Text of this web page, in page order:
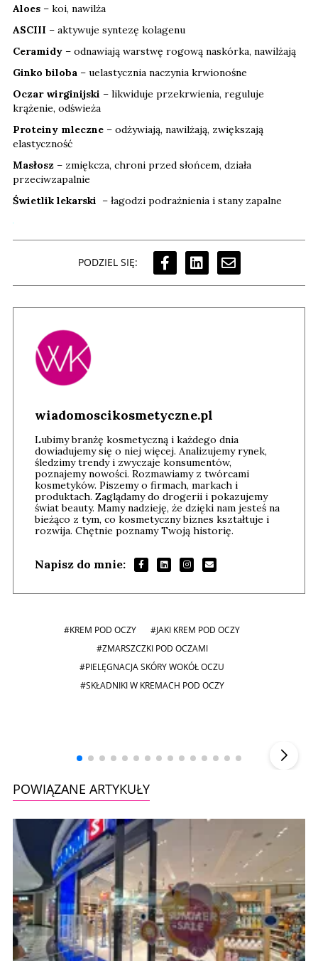
Aloes – koi, nawilża
ASCIII – aktywuje syntezę kolagenu
Ceramidy – odnawiają warstwę rogową naskórka, nawilżają
Ginko biloba – uelastycznia naczynia krwionośne
Oczar wirginijski – likwiduje przekrwienia, reguluje
krążenie, odświeża
Proteiny mleczne – odżywiają, nawilżają, zwiększają
elastyczność
Masłosz – zmiękcza, chroni przed słońcem, działa
przeciwzapalnie
Świetlik lekarski – łagodzi podrażnienia i stany zapalne
PODZIEL SIĘ:
wiadomoscikosmetyczne.pl
Lubimy branżę kosmetyczną i każdego dnia
dowiadujemy się o niej więcej. Analizujemy rynek,
śledzimy trendy i zwyczaje konsumentów,
poznajemy nowości. Rozmawiamy z twórcami
kosmetyków. Piszemy o firmach, markach i
produktach. Zaglądamy do drogerii i pokazujemy
świat beauty. Mamy nadzieję, że dzięki nam jesteś na
bieżąco z tym, co kosmetyczny biznes kształtuje i
rozwija. Chętnie poznamy Twoją historię.
Napisz do mnie:
#KREM POD OCZY
#JAKI KREM POD OCZY
#ZMARSZCZKI POD OCZAMI
#PIELĘGNACJA SKÓRY WOKÓŁ OCZU
#SKŁADNIKI W KREMACH POD OCZY
POWIĄZANE ARTYKUŁY